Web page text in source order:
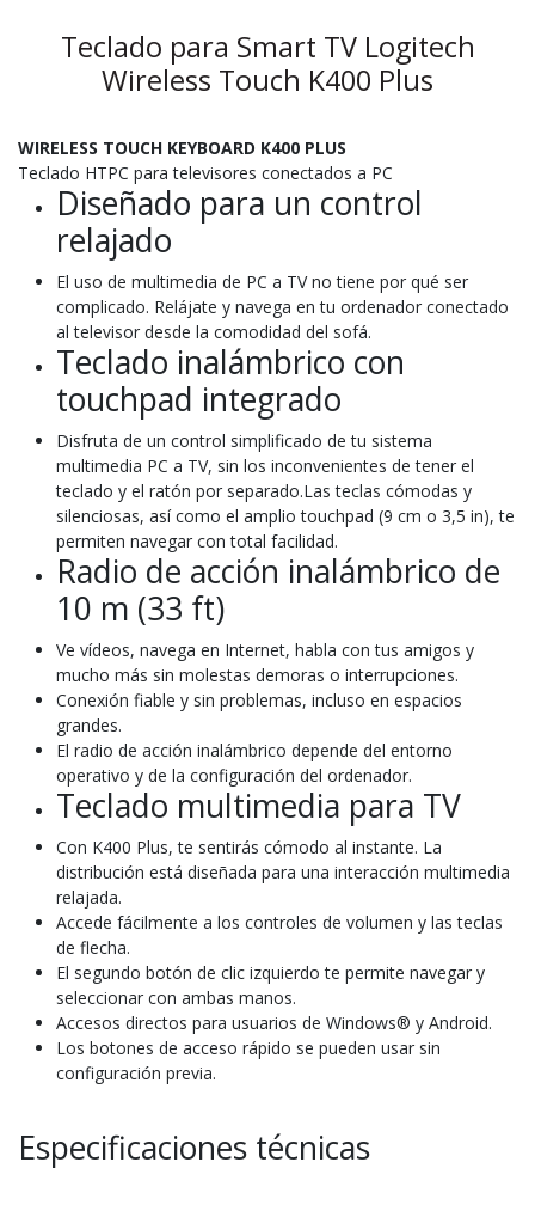
Teclado para Smart TV Logitech
Wireless Touch K400 Plus
WIRELESS TOUCH KEYBOARD K400 PLUS
Teclado HTPC para televisores conectados a PC
Diseñado para un control
relajado
El uso de multimedia de PC a TV no tiene por qué ser
complicado. Relájate y navega en tu ordenador conectado
al televisor desde la comodidad del sofá.
Teclado inalámbrico con
touchpad integrado
Disfruta de un control simplificado de tu sistema
multimedia PC a TV, sin los inconvenientes de tener el
teclado y el ratón por separado.Las teclas cómodas y
silenciosas, así como el amplio touchpad (9 cm o 3,5 in), te
permiten navegar con total facilidad.
Radio de acción inalámbrico de
10 m (33 ft)
Ve vídeos, navega en Internet, habla con tus amigos y
mucho más sin molestas demoras o interrupciones.
Conexión fiable y sin problemas, incluso en espacios
grandes.
El radio de acción inalámbrico depende del entorno
operativo y de la configuración del ordenador.
Teclado multimedia para TV
Con K400 Plus, te sentirás cómodo al instante. La
distribución está diseñada para una interacción multimedia
relajada.
Accede fácilmente a los controles de volumen y las teclas
de flecha.
El segundo botón de clic izquierdo te permite navegar y
seleccionar con ambas manos.
Accesos directos para usuarios de Windows® y Android.
Los botones de acceso rápido se pueden usar sin
configuración previa.
Especificaciones técnicas